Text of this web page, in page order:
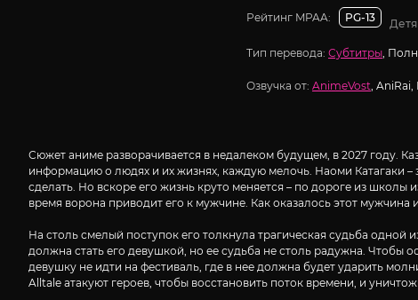
Рейтинг MPAA: PG-13
Тип перевода: Субтитры,
Озвучка от: AnimeVost, AniRai,
Сюжет аниме разворачивается в недалеком будущем, в 2027 году.
информацию о людях и их жизнях, каждую мелочь. Наоми Катагаки
сделать. Но вскоре его жизнь круто меняется – по дороге из школы
время ворона приводит его к мужчине. Как оказалось этот
На столь смелый поступок его толкнула трагическая судьба
должна стать его девушкой, но ее судьба не столь радужна. Чтобы
девушку не идти на фестиваль, где в нее должна будет ударить
Alltale атакуют героев, чтобы восстановить поток времени, и